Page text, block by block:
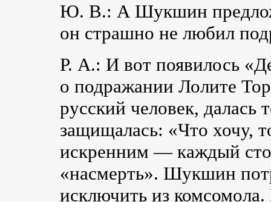
Ю. В.: А Шукшин
он страшно не любил
Р. А.: И вот появилось
о подражании Лолите
русский человек,
защищалась: «Что хочу,
искренним — каждый
«насмерть». Шукшин
исключить из